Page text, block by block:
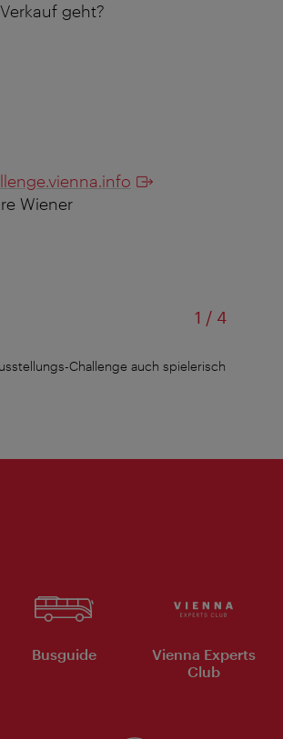
geht?
Wiener
1 /von
4
Challenge auch spielerisch
Busguide
Vienna Experts
Club